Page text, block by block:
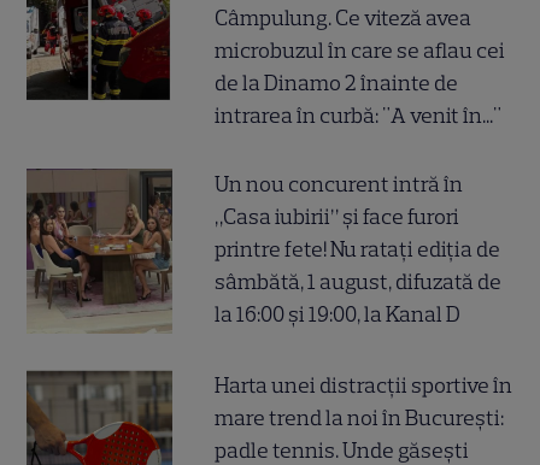
Câmpulung. Ce viteză avea
microbuzul în care se aflau cei
de la Dinamo 2 înainte de
intrarea în curbă: "A venit în..."
Un nou concurent intră în
„Casa iubirii” și face furori
printre fete! Nu ratați ediția de
sâmbătă, 1 august, difuzată de
la 16:00 și 19:00, la Kanal D
Harta unei distracții sportive în
mare trend la noi în București:
padle tennis. Unde găsești